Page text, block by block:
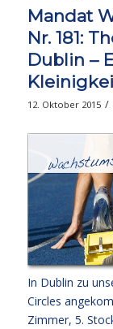
Mandat
Nr. 181:
Dublin –
12. Oktober 2015 /
In Dublin zu
Circles
Zimmer, 5.